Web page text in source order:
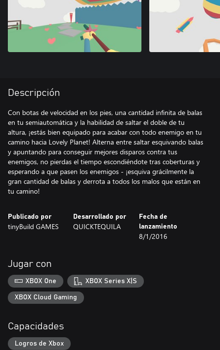
Descripción
Con botas de velocidad en los pies, una cantidad infinita de balas
en tu semiautomática y la habilidad de saltar el doble de tu
altura, ¡estás bien equipado para acabar con todo enemigo en tu
camino hacia Lovely Planet! Alterna entre saltar esquivando balas
y apuntando para conseguir mejores disparos contra tus
enemigos, no pierdas el tiempo escondiéndote tras coberturas y
esperando a que pasen los enemigos - ¡esquiva grácilmente la
gran cantidad de balas y derrota a todos los malos que están en
tu camino!
Publicado por
tinyBuild GAMES
Desarrollado por
QUICKTEQUILA
Fecha de
lanzamiento
8/1/2016
Jugar con
XBOX One XBOX Series X|S
XBOX Cloud Gaming
Capacidades
Logros de Xbox